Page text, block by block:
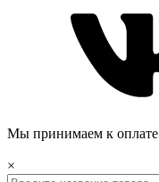
Мы принимаем к оплате
×